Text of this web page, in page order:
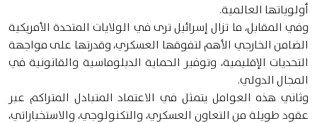
أولوياتها العالمية.
وفي المقابل، ما تزال إسرائيل ترى في الولايات المتحدة الأمريكية
الضامن الخارجي الأهم لتفوقها العسكري، وقدرتها على مواجهة
التحديات الإقليمية، وتوفير الحماية الدبلوماسية والقانونية في
المجال الدولي.
وثاني هذه العوامل يتمثل في الاعتماد المتبادل المتراكم عبر
عقود طويلة من التعاون العسكري، والتكنولوجي، والاستخباراتي،